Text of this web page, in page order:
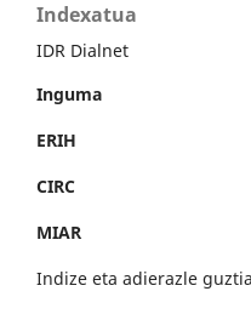
Indexatua
IDR Dialnet
Inguma
ERIH
CIRC
MIAR
Indize eta adierazle